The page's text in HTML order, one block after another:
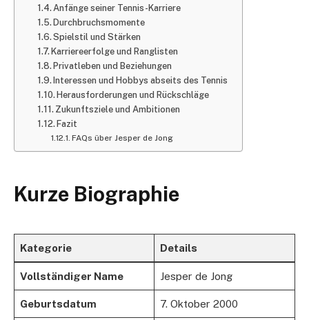
Anfänge seiner Tennis-Karriere
Durchbruchsmomente
Spielstil und Stärken
Karriereerfolge und Ranglisten
Privatleben und Beziehungen
Interessen und Hobbys abseits des Tennis
Herausforderungen und Rückschläge
Zukunftsziele und Ambitionen
Fazit
FAQs über Jesper de Jong
Kurze Biographie
Kategorie Details
Vollständiger Name Jesper de Jong
Geburtsdatum 7. Oktober 2000